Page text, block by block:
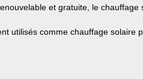
et gratuite, le chauffage
utilisés comme chauffage solaire